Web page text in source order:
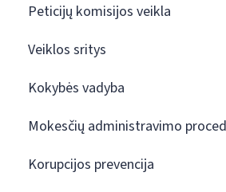
Peticijų komisijos veikla
Veiklos sritys
Kokybės vadyba
Mokesčių administravimo
Korupcijos prevencija